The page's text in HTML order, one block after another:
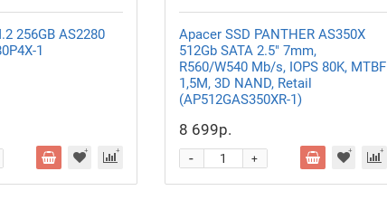
256GB AS2280
1
Apacer SSD PANTHER AS350X
512Gb SATA 2.5" 7mm,
R560/W540 Mb/s, IOPS 80K, MTBF
1,5M, 3D NAND, Retail
(AP512GAS350XR-1)
8 699р.
+
-